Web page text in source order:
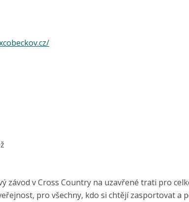
závod v Cross Country na uzavřené trati pro
pro všechny, kdo si chtějí zasportovat a